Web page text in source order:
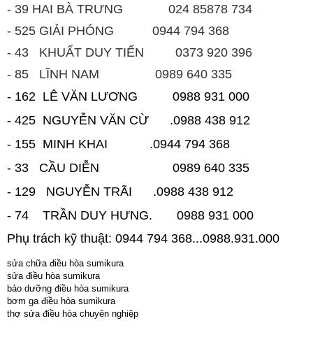
- 39 HAI BÀ TRƯNG 024 85878 734
- 525 GIẢI PHÓNG 0944 794 368
- 43 KHUẤT DUY TIẾN 0373 920 396
- 85 LĨNH NAM 0989 640 335
- 162 LÊ VĂN LƯƠNG 0988 931 000
- 425 NGUYỄN VĂN CỪ .0988 438 912
- 155 MINH KHAI .0944 794 368
- 33 CẦU DIỄN 0989 640 335
- 129 NGUYỄN TRÃI .0988 438 912
- 74 TRẦN DUY HƯNG. 0988 931 000
Phụ trách kỹ thuật: 0944 794 368...0988.931.000
sửa chữa điều hòa sumikura
sửa điều hòa sumikura
bảo dưỡng điều hòa sumikura
bơm ga điều hòa sumikura
thợ sửa điều hòa chuyên nghiệp